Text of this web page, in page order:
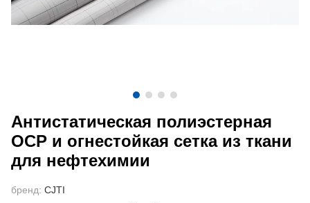
ВИДЕО
Антистатическая полиэстерная
ОСР и огнестойкая сетка из ткани
для нефтехимии
бренд: CJTI